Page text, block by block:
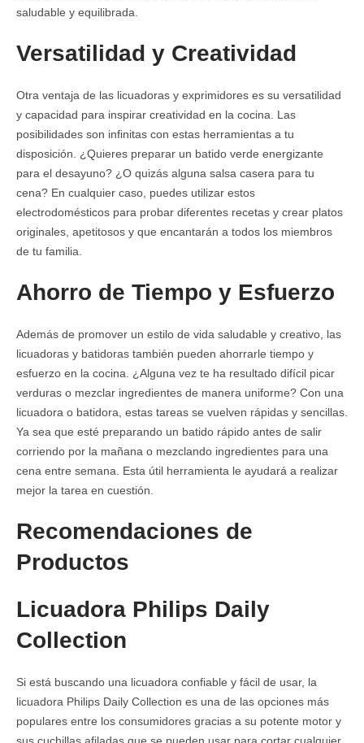
saludable y equilibrada.
Versatilidad y Creatividad
Otra ventaja de las licuadoras y exprimidores es su versatilidad
y capacidad para inspirar creatividad en la cocina. Las
posibilidades son infinitas con estas herramientas a tu
disposición. ¿Quieres preparar un batido verde energizante
para el desayuno? ¿O quizás alguna salsa casera para tu
cena? En cualquier caso, puedes utilizar estos
electrodomésticos para probar diferentes recetas y crear platos
originales, apetitosos y que encantarán a todos los miembros
de tu familia.
Ahorro de Tiempo y Esfuerzo
Además de promover un estilo de vida saludable y creativo, las
licuadoras y batidoras también pueden ahorrarle tiempo y
esfuerzo en la cocina. ¿Alguna vez te ha resultado difícil picar
verduras o mezclar ingredientes de manera uniforme? Con una
licuadora o batidora, estas tareas se vuelven rápidas y sencillas.
Ya sea que esté preparando un batido rápido antes de salir
corriendo por la mañana o mezclando ingredientes para una
cena entre semana. Esta útil herramienta le ayudará a realizar
mejor la tarea en cuestión.
Recomendaciones de
Productos
Licuadora Philips Daily
Collection
Si está buscando una licuadora confiable y fácil de usar, la
licuadora Philips Daily Collection es una de las opciones más
populares entre los consumidores gracias a su potente motor y
sus cuchillas afiladas que se pueden usar para cortar cualquier